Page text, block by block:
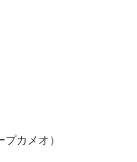
カメオ）